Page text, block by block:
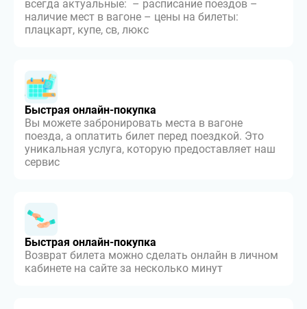
всегда актуальные: – расписание поездов –
наличие мест в вагоне – цены на билеты:
плацкарт, купе, св, люкс
Быстрая онлайн-покупка
Вы можете забронировать места в вагоне
поезда, а оплатить билет перед поездкой. Это
уникальная услуга, которую предоставляет наш
сервис
Быстрая онлайн-покупка
Возврат билета можно сделать онлайн в личном
кабинете на сайте за несколько минут